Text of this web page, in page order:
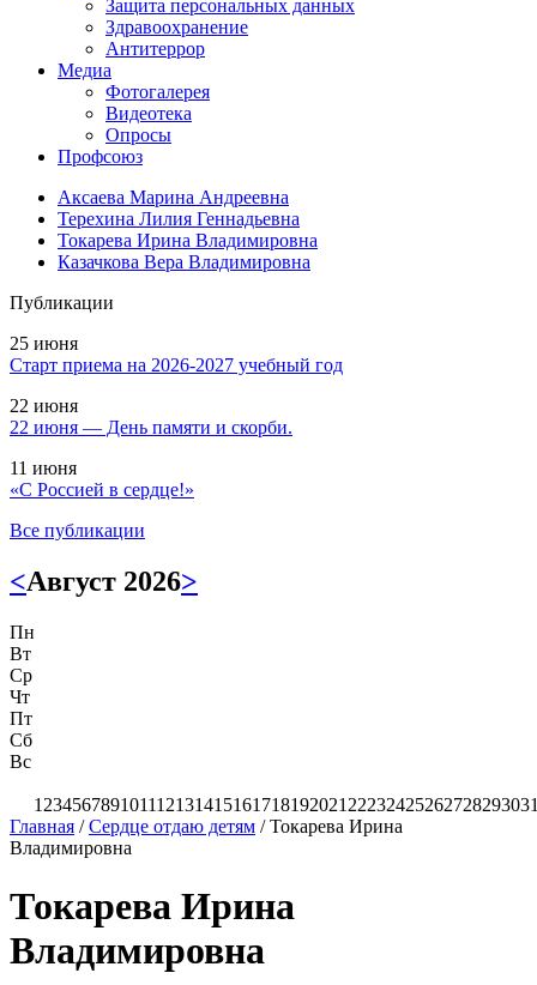
Защита персональных данных
Здравоохранение
Антитеррор
Медиа
Фотогалерея
Видеотека
Опросы
Профсоюз
Аксаева Марина Андреевна
Терехина Лилия Геннадьевна
Токарева Ирина Владимировна
Казачкова Вера Владимировна
Публикации
25 июня
Старт приема на 2026-2027 учебный год
22 июня
22 июня — День памяти и скорби.
11 июня
«С Россией в сердце!»
Все публикации
<Август 2026>
Пн
Вт
Ср
Чт
Пт
Сб
Вс
1 23456789101112131415161718192021 222324252627282930
Главная /Сердце отдаю детям /Токарева Ирина
Владимировна
Токарева Ирина
Владимировна